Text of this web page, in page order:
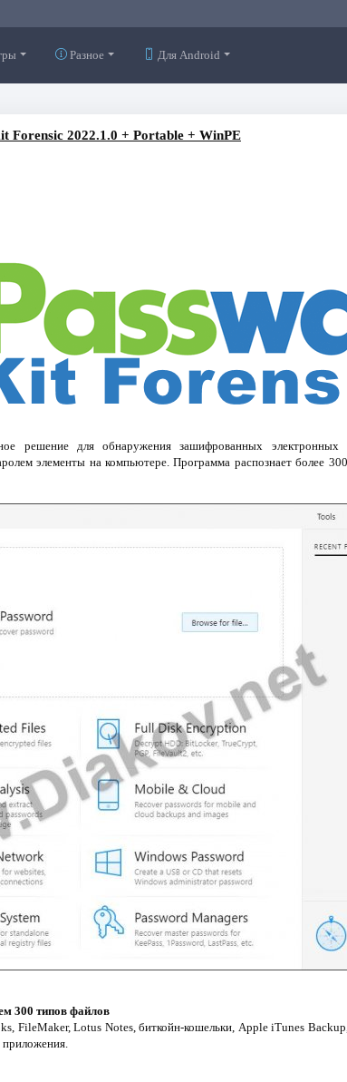
Разное Для Android
Forensic 2022.1.0 + Portable + WinPE
решение для обнаружения зашифрованных электронных
элементы на компьютере. Программа распознает более
300 типов файлов
FileMaker, Lotus Notes, биткойн-кошельки, Apple iTunes